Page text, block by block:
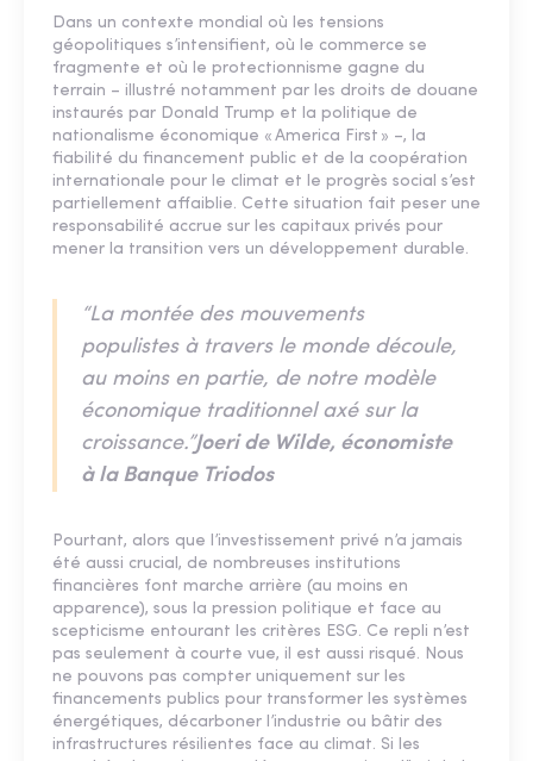
Dans un contexte mondial où les tensions
géopolitiques s’intensifient, où le commerce se
fragmente et où le protectionnisme gagne du
terrain – illustré notamment par les droits de douane
instaurés par Donald Trump et la politique de
nationalisme économique « America First » –, la
fiabilité du financement public et de la coopération
internationale pour le climat et le progrès social s’est
partiellement affaiblie. Cette situation fait peser une
responsabilité accrue sur les capitaux privés pour
mener la transition vers un développement durable.
“La montée des mouvements
populistes à travers le monde découle,
au moins en partie, de notre modèle
économique traditionnel axé sur la
croissance.”Joeri de Wilde, économiste
à la Banque Triodos
Pourtant, alors que l’investissement privé n’a jamais
été aussi crucial, de nombreuses institutions
financières font marche arrière (au moins en
apparence), sous la pression politique et face au
scepticisme entourant les critères ESG. Ce repli n’est
pas seulement à courte vue, il est aussi risqué. Nous
ne pouvons pas compter uniquement sur les
financements publics pour transformer les systèmes
énergétiques, décarboner l’industrie ou bâtir des
infrastructures résilientes face au climat. Si les